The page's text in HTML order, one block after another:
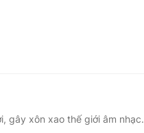
gây xôn xao thế giới âm nhạc.